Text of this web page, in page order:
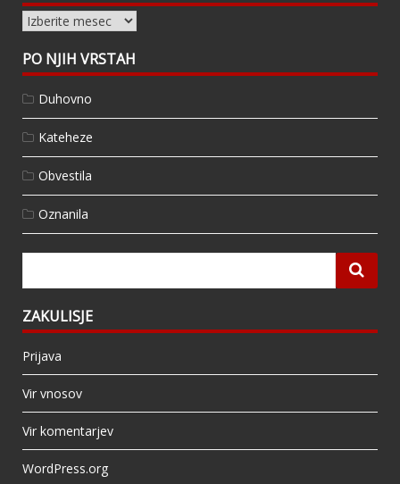
Arhivi
PO NJIH VRSTAH
Duhovno
Kateheze
Obvestila
Oznanila
ZAKULISJE
Prijava
Vir vnosov
Vir komentarjev
WordPress.org